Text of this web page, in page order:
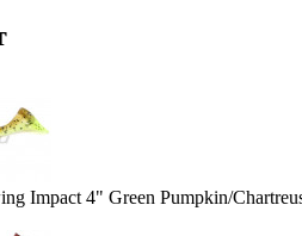
Impact 4" Green Pumpkin/